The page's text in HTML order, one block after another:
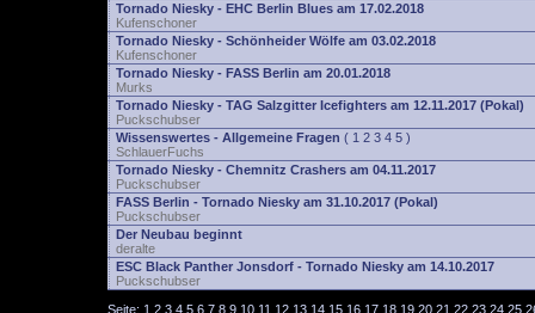
Tornado Niesky - EHC Berlin Blues am 17.02.2018
Kufenschoner
Tornado Niesky - Schönheider Wölfe am 03.02.2018
Kufenschoner
Tornado Niesky - FASS Berlin am 20.01.2018
Murks
Tornado Niesky - TAG Salzgitter Icefighters am 12.11.2017 (Pokal)
Puckschubser
Wissenswertes - Allgemeine Fragen ( 1 2 3 4 5 )
SchlauerFuchs
Tornado Niesky - Chemnitz Crashers am 04.11.2017
Puckschubser
FASS Berlin - Tornado Niesky am 31.10.2017 (Pokal)
Puckschubser
Der Neubau beginnt
deralte
ESC Black Panther Jonsdorf - Tornado Niesky am 14.10.2017
Puckschubser
Seite: 1 2 3 4 5 6 7 8 9 10 11 12 13 14 15 16 17 18 19 20 21 22 23 24 25